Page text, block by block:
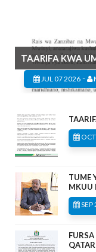
TAARIFA KWA
JUL 07 2026 -
TUME
MKUU
SEP
QATAR